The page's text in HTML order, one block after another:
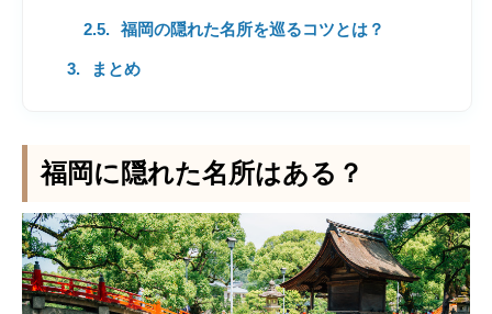
福岡の隠れた名所を巡るコツとは？
まとめ
福岡に隠れた名所はある？